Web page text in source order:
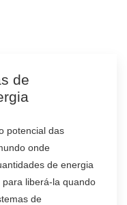
de
potencial das
onde
de energia
liberá-la quando
de